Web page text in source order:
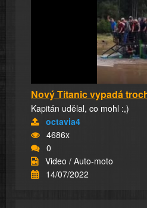
Nový Titanic vypadá
Kapitán udělal, co mohl :,)
octavia4
4686x
0
Video / Auto-moto
14/07/2022